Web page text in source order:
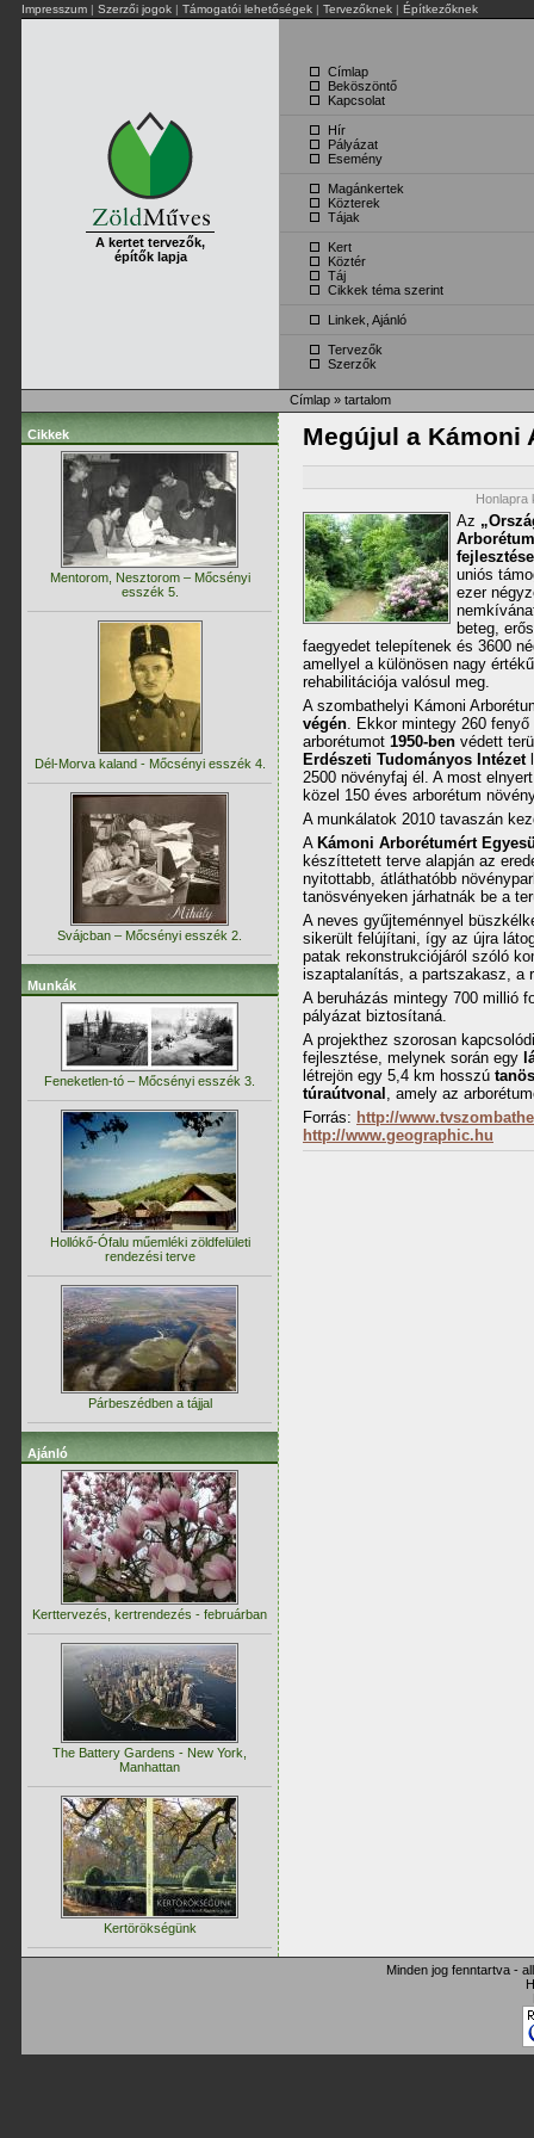
Impresszum | Szerzői jogok | Támogatói lehetőségek | Tervezőknek | Építkezőknek
A kertet tervezők,
építők lapja
Címlap
Beköszöntő
Kapcsolat
Hír
Pályázat
Esemény
Magánkertek
Közterek
Tájak
Kert
Köztér
Táj
Cikkek téma szerint
Linkek, Ajánló
Tervezők
Szerzők
Címlap » tartalom
Cikkek
Mentorom, Nesztorom – Mőcsényi
esszék 5.
Dél-Morva kaland - Mőcsényi esszék 4.
Svájcban – Mőcsényi esszék 2.
Munkák
Feneketlen-tó – Mőcsényi esszék 3.
Hollókő-Ófalu műemléki zöldfelületi
rendezési terve
Párbeszédben a tájjal
Ajánló
Kerttervezés, kertrendezés - februárban
The Battery Gardens - New York,
Manhattan
Kertörökségünk
Megújul a Kámoni
Honlapra
Az
uniós
ezer
beteg,
faegyedet telepítenek és 3600
amellyel a különösen nagy
rehabilitációja valósul meg.
A szombathelyi Kámoni
végén. Ekkor mintegy 260
arborétumot 1950-ben védett
Erdészeti Tudományos Intézet
2500 növényfaj él. A most
közel 150 éves arborétum
A munkálatok 2010 tavaszán
A Kámoni Arborétumért
készíttetett terve alapján az
nyitottabb, átláthatóbb
tanösvényeken járhatnák be a
A neves gyűjteménnyel
sikerült felújítani, így az újra
patak rekonstrukciójáról szóló
iszaptalanítás, a partszakasz, a
A beruházás mintegy 700 millió
pályázat biztosítaná.
A projekthez szorosan
fejlesztése, melynek során egy
létrejön egy 5,4 km hosszú
túraútvonal , amely az
Forrás: http://
http://www.geographic.hu
Minden jog fenntartva -